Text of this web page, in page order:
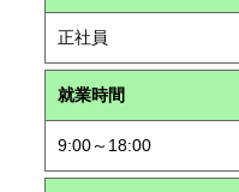
正社員
就業時間
9:00～18:00